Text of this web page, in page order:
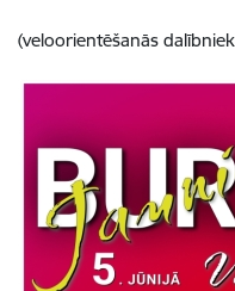
(veloorientēšanās